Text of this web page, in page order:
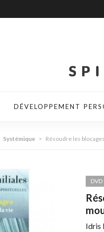
DÉVELOPPEMENT
Systémique > Résoudre les
DVD
Idris